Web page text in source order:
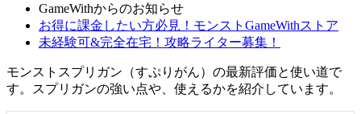
GameWithからのお知らせ
お得に課金したい方必見！モンストGameWithストア
未経験可&完全在宅！攻略ライター募集！
モンストスプリガン（すぷりがん）の最新評価と使い道で
す。スプリガンの強い点や、使えるかを紹介しています。